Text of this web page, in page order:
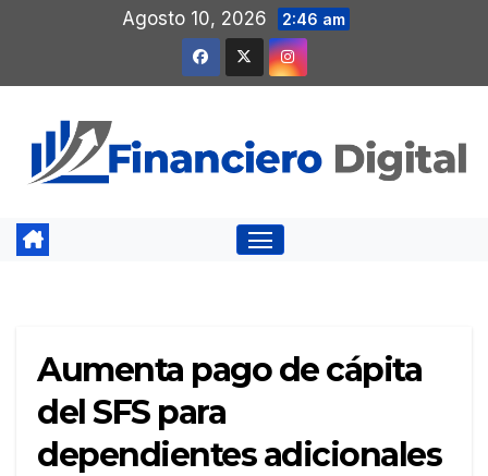
contenido
Agosto 10, 2026 2:46 am
Aumenta pago de cápita
del SFS para
dependientes adicionales